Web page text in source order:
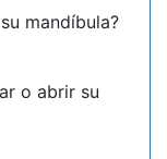
mandíbula?
o abrir su